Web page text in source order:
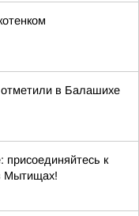
в Балашихе
к
Мытищах!